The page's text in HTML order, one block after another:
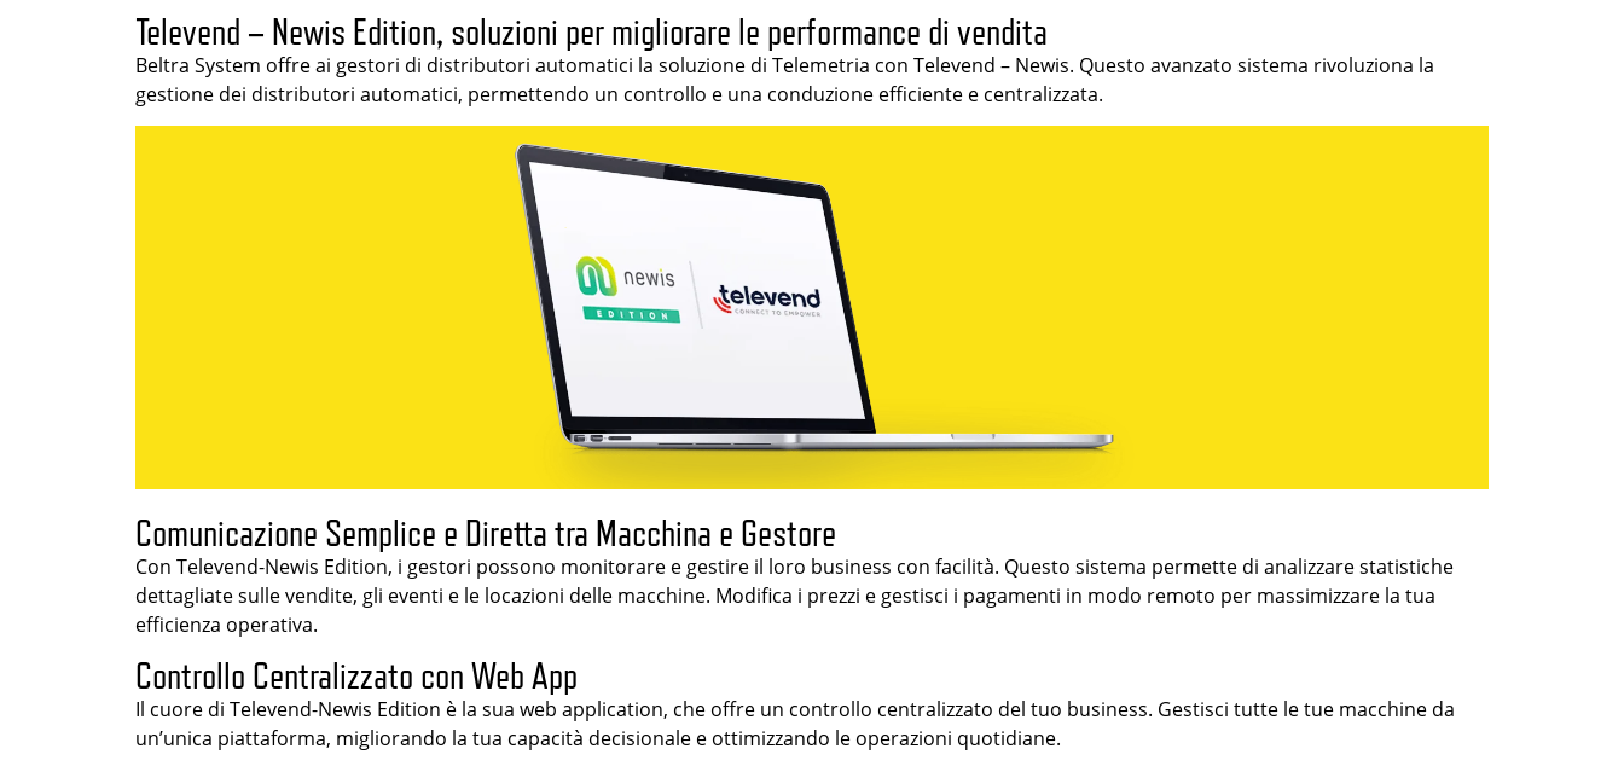
Televend – Newis Edition, soluzioni per migliorare le performance di vendita
Beltra System offre ai gestori di distributori automatici la soluzione di Telemetria con Televend – Newis. Questo avanzato sistema rivoluziona la
gestione dei distributori automatici, permettendo un controllo e una conduzione efficiente e centralizzata.
Comunicazione Semplice e Diretta tra Macchina e Gestore
Con Televend-Newis Edition, i gestori possono monitorare e gestire il loro business con facilità. Questo sistema permette di analizzare statistiche
dettagliate sulle vendite, gli eventi e le locazioni delle macchine. Modifica i prezzi e gestisci i pagamenti in modo remoto per massimizzare la tua
efficienza operativa.
Controllo Centralizzato con Web App
Il cuore di Televend-Newis Edition è la sua web application, che offre un controllo centralizzato del tuo business. Gestisci tutte le tue macchine da
un’unica piattaforma, migliorando la tua capacità decisionale e ottimizzando le operazioni quotidiane.